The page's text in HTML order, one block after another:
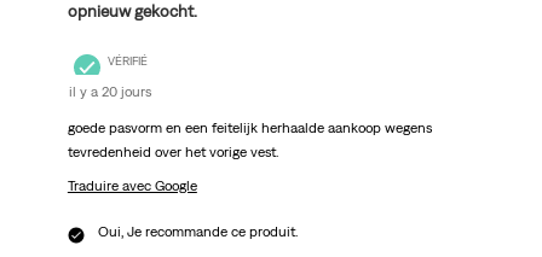
opnieuw gekocht.
VÉRIFIÉ
il y a 20 jours
goede pasvorm en een feitelijk herhaalde aankoop wegens
tevredenheid over het vorige vest.
Traduire avec Google
Oui, Je recommande ce produit.